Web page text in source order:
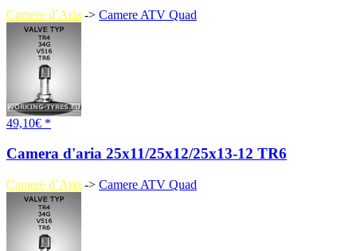
Camere d´Aria -> Camere ATV Quad
49,10€ *
Camera d'aria 25x11/25x12/25x13-12 TR6
Camere d´Aria -> Camere ATV Quad